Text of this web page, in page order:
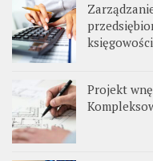
księgowości
Projekt